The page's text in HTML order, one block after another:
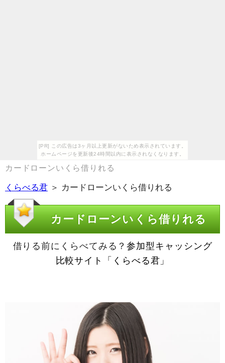
[PR] この広告は3ヶ月以上更新がないため表示されています。
ホームページを更新後24時間以内に表示されなくなります。
カードローンいくら借りれる
くらべる君 ＞ カードローンいくら借りれる
カードローンいくら借りれる
借りる前にくらべてみる？参加型キャッシング
比較サイト「くらべる君」